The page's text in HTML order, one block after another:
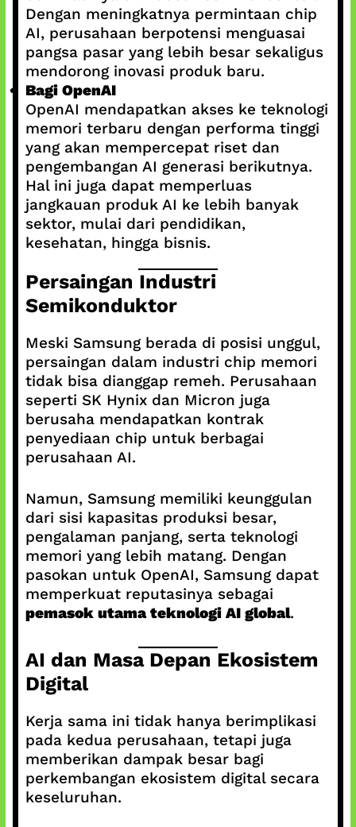
Dengan meningkatnya permintaan chip
AI, perusahaan berpotensi menguasai
pangsa pasar yang lebih besar sekaligus
mendorong inovasi produk baru.
Bagi OpenAI
OpenAI mendapatkan akses ke teknologi
memori terbaru dengan performa tinggi
yang akan mempercepat riset dan
pengembangan AI generasi berikutnya.
Hal ini juga dapat memperluas
jangkauan produk AI ke lebih banyak
sektor, mulai dari pendidikan,
kesehatan, hingga bisnis.
Persaingan Industri
Semikonduktor
Meski Samsung berada di posisi unggul,
persaingan dalam industri chip memori
tidak bisa dianggap remeh. Perusahaan
seperti SK Hynix dan Micron juga
berusaha mendapatkan kontrak
penyediaan chip untuk berbagai
perusahaan AI.
Namun, Samsung memiliki keunggulan
dari sisi kapasitas produksi besar,
pengalaman panjang, serta teknologi
memori yang lebih matang. Dengan
pasokan untuk OpenAI, Samsung dapat
memperkuat reputasinya sebagai
pemasok utama teknologi AI global.
AI dan Masa Depan Ekosistem
Digital
Kerja sama ini tidak hanya berimplikasi
pada kedua perusahaan, tetapi juga
memberikan dampak besar bagi
perkembangan ekosistem digital secara
keseluruhan.